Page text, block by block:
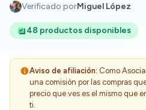
Verificado porMiguel López
48 productos disponibles
Aviso de afiliación: Como
una comisión por las compras
precio que ves es el mismo que
ti.